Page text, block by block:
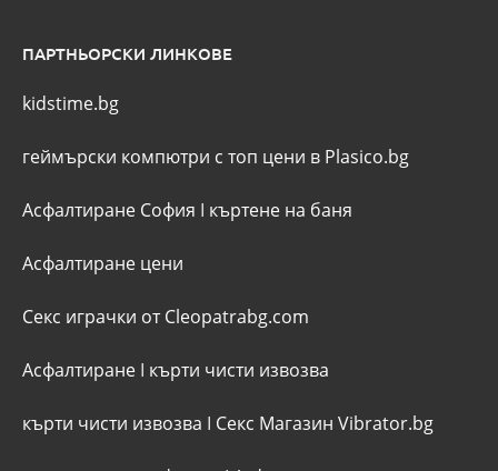
ПАРТНЬОРСКИ ЛИНКОВЕ
kidstime.bg
геймърски компютри с топ цени в Plasico.bg
Асфалтиране София I къртене на баня
Асфалтиране цени
Секс играчки от Cleopatrabg.com
Асфалтиране I кърти чисти извозва
кърти чисти извозва I Секс Магазин Vibrator.bg